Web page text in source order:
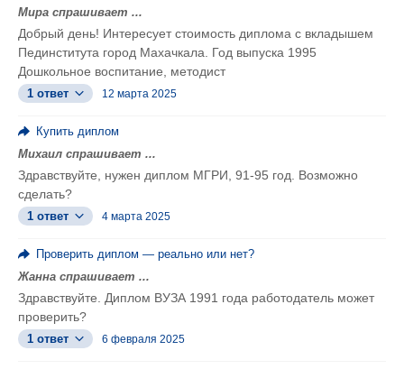
Мира спрашивает ...
Добрый день! Интересует стоимость диплома с вкладышем
Пединститута город Махачкала. Год выпуска 1995
Дошкольное воспитание, методист
1 ответ 12 марта 2025
Купить диплом
Михаил спрашивает ...
Здравствуйте, нужен диплом МГРИ, 91-95 год. Возможно
сделать?
1 ответ 4 марта 2025
Проверить диплом — реально или нет?
Жанна спрашивает ...
Здравствуйте. Диплом ВУЗА 1991 года работодатель может
проверить?
1 ответ 6 февраля 2025